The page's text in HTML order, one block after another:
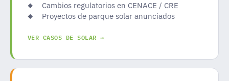
Cambios regulatorios en CENACE / CRE
Proyectos de parque solar anunciados
VER CASOS DE SOLAR →